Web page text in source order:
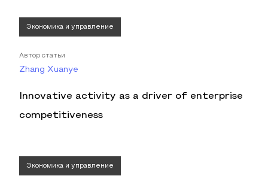
Экономика и управление
Автор статьи
Zhang Xuanye
Innovative activity as a driver of enterprise
competitiveness
Экономика и управление